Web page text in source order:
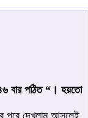
বার পঠিত “। হয়তো
পরে দেখলাম আসলেই